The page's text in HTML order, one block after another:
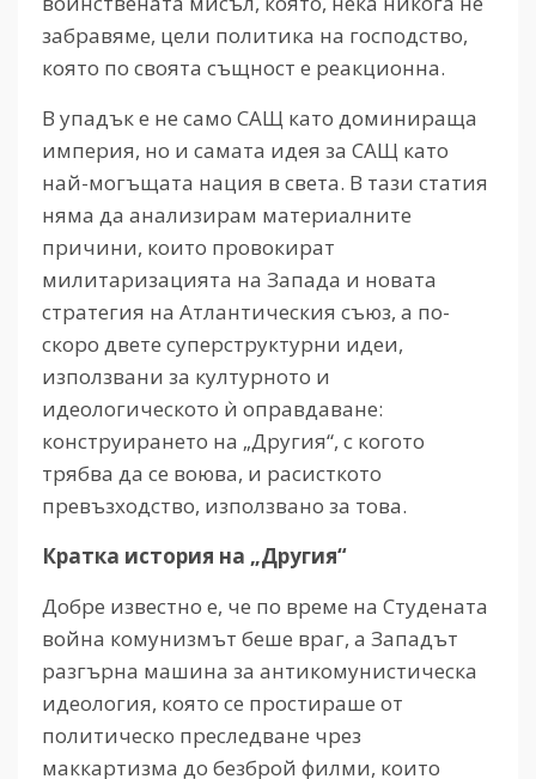
забравяме, цели политика на господство,
която по своята същност е реакционна.
В упадък е не само САЩ като доминираща
империя, но и самата идея за САЩ като
най-могъщата нация в света. В тази статия
няма да анализирам материалните
причини, които провокират
милитаризацията на Запада и новата
стратегия на Атлантическия съюз, а по-
скоро двете суперструктурни идеи,
използвани за културното и
идеологическото ѝ оправдаване:
конструирането на „Другия“, с когото
трябва да се воюва, и расисткото
превъзходство, използвано за това.
Кратка история на „Другия“
Добре известно е, че по време на Студената
война комунизмът беше враг, а Западът
разгърна машина за антикомунистическа
идеология, която се простираше от
политическо преследване чрез
маккартизма до безброй филми, които